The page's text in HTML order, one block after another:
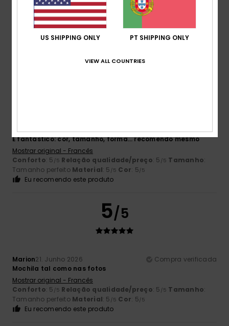
Angélique2. Julho 2026
Compra verificada
É fantástico: cor, tamanho, forma… recomendo mesmo
Mostrar original - Francês
Conforto: 5 /5 Relação qualidade/preço: 5 /5 Tamanho:
Tamanho perfeito Material: 5 /5 Cor: 5/5
Eu recomendo este produto
5/5
Marion21. Junho 2026
Compra verificada
Mochila tal como nas fotos
Mostrar original - Francês
Conforto: 5 /5 Relação qualidade/preço: 5 /5 Tamanho:
Tamanho perfeito Material: 5 /5 Cor: 5/5
Eu recomendo este produto
US SHIPPING ONLY PT SHIPPING ONLY
VIEW ALL COUNTRIES